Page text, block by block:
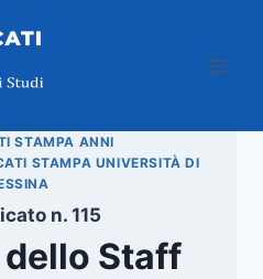
STAMPA ANNI
STAMPA UNIVERSITÀ DI
n. 115
Staff